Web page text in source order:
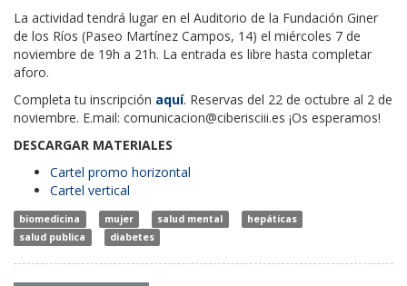
La actividad tendrá lugar en el Auditorio de la Fundación Giner
de los Ríos (Paseo Martínez Campos, 14) el miércoles 7 de
noviembre de 19h a 21h. La entrada es libre hasta completar
aforo.
Completa tu inscripción aquí. Reservas del 22 de octubre al 2 de
noviembre. E.mail: comunicacion@ciberisciii.es ¡Os esperamos!
DESCARGAR MATERIALES
Cartel promo horizontal
Cartel vertical
biomedicina mujer salud mental
hepáticas
salud publica
diabetes